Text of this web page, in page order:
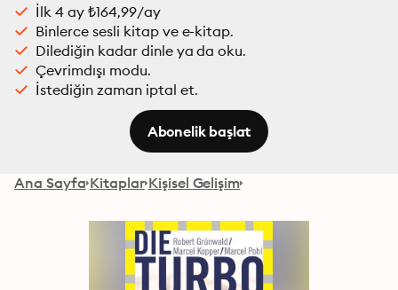
İlk 4 ay ₺164,99/ay
Binlerce sesli kitap ve e-kitap.
Dilediğin kadar dinle ya da oku.
Çevrimdışı modu.
İstediğin zaman iptal et.
Abonelik başlat
Ana Sayfa Kitaplar Kişisel Gelişim